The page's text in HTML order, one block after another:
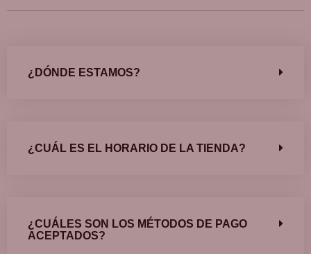
¿DÓNDE ESTAMOS?
¿CUÁL ES EL HORARIO DE LA TIENDA?
¿CUÁLES SON LOS MÉTODOS DE PAGO
ACEPTADOS?